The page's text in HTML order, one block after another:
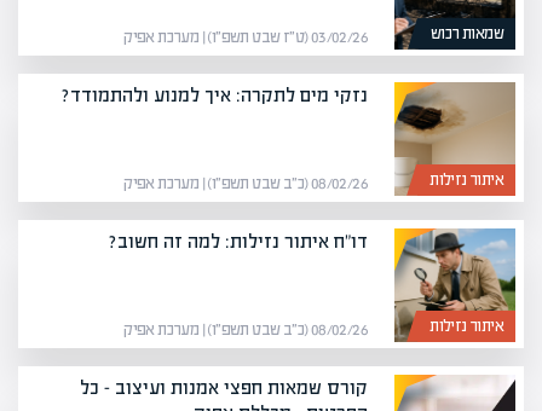
שמאות רכוש 03/02/26 (ט״ז שבט תשפ״ו) | מערכת אפיק
איתור נזילות
נזקי מים לתקרה: איך למנוע ולהתמודד?
08/02/26 (כ״ב שבט תשפ״ו) | מערכת אפיק
איתור נזילות
דו"ח איתור נזילות: למה זה חשוב?
08/02/26 (כ״ב שבט תשפ״ו) | מערכת אפיק
קורס שמאות חפצי אמנות ועיצוב – כל